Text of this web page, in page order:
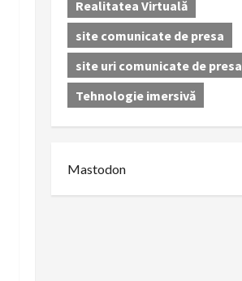
Realitatea Virtuală
site comunicate de presa
site uri comunicate de presa
Tehnologie imersivă
Mastodon